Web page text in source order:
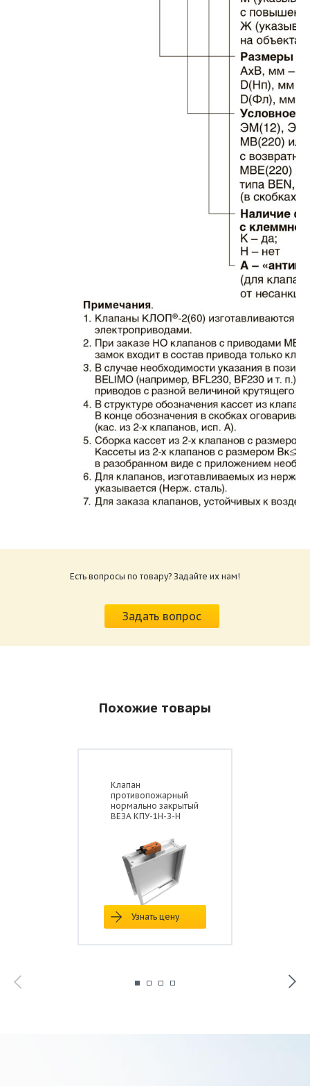
ВИНГС-М КЛОП-2.pdf
приводов КЛОП-2.pdf
Размер: 259.6 Кб
Есть вопросы по товару? Задайте их нам!
Задать вопрос
Похожие товары
Клапан
противопожарный
нормально закрытый
ВЕЗА КПУ-1Н-З-Н
Узнать цену